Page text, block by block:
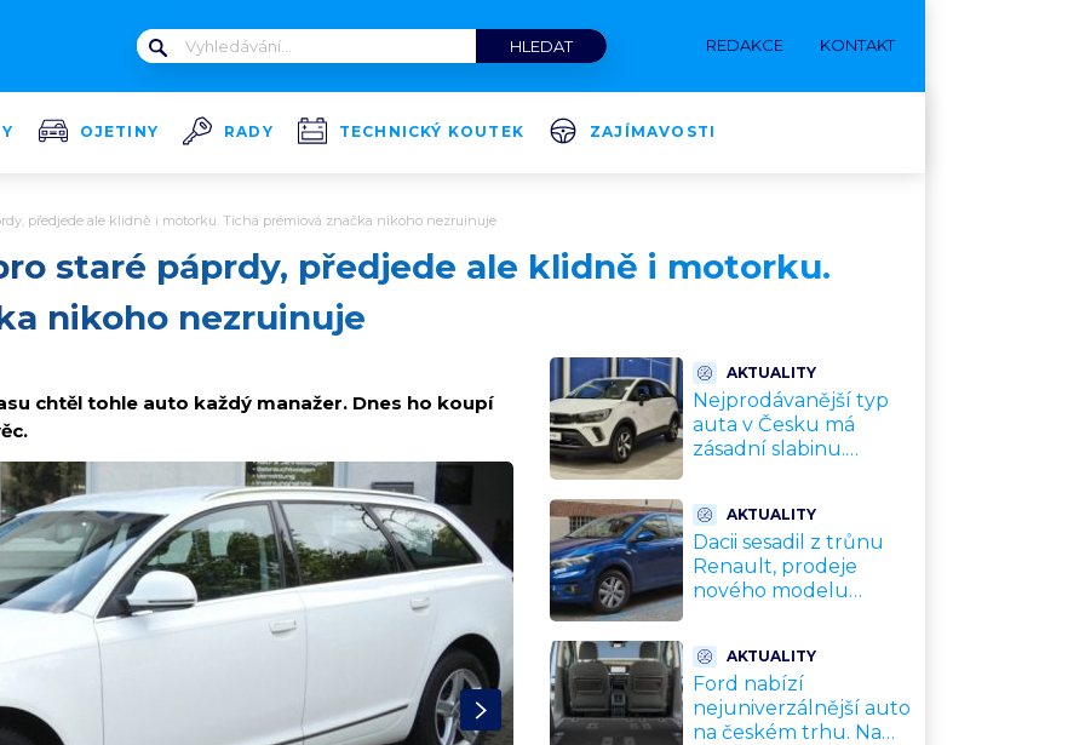
REDAKCE KONTAKT
OJETINY RADY TECHNICKÝ KOUTEK ZAJÍMAVOSTI
předjede ale klidně i motorku. Tichá prémiová značka nikoho nezruinuje
staré páprdy, předjede ale klidně i motorku.
nikoho nezruinuje
chtěl tohle auto každý manažer. Dnes ho koupí
AKTUALITY
Nejprodávanější typ
auta v Česku má
zásadní slabinu.
být nejsilnější
AKTUALITY
Dacii sesadil z trůnu
Renault, prodeje
nového modelu
jedou svojí pohádku
AKTUALITY
Ford nabízí
nejuniverzálnější auto
na českém trhu. Na